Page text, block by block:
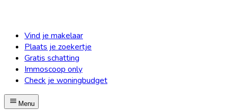
Vind je makelaar
Plaats je zoekertje
Gratis schatting
Immoscoop only
Check je woningbudget
Menu